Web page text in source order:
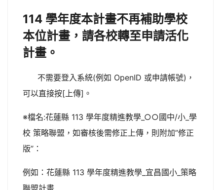
114 學年度本計畫不再補助學校
本位計畫，請各校轉至申請活化
計畫。
不需要登入系統(例如 OpenID 或申請帳號)，
可以直接按[上傳]。
※檔名:花蓮縣 113 學年度精進教學_○○國中/小_學
校 策略聯盟，如審核後需修正上傳，則附加”修正
版”：
例如：花蓮縣 113 學年度精進教學_宜昌國小_策略
聯盟計畫